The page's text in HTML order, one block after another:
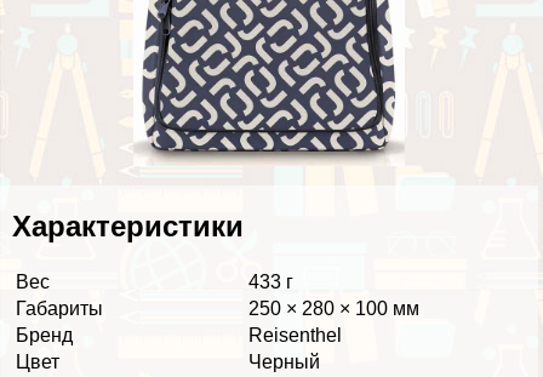
Хаpaктеристики
Вес
433 г
Габариты
250 × 280 × 100 мм
Бренд
Reisenthel
Цвет
Черный